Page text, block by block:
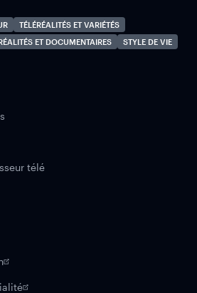
TÉLÉRÉALITÉS ET VARIÉTÉS
ET DOCUMENTAIRES
STYLE DE VIE
télé